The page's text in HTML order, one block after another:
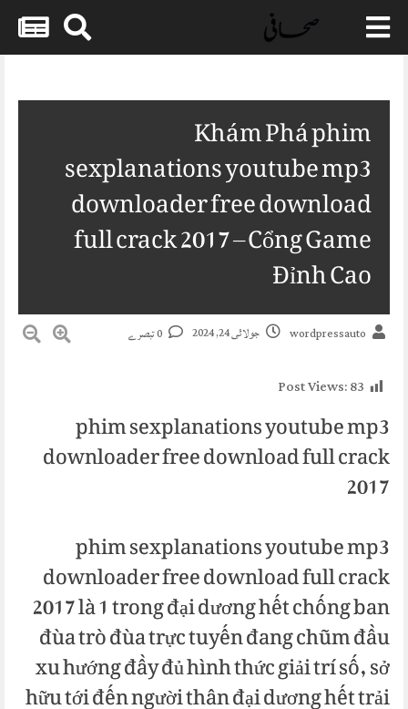
Skip
Khám Phá phim
sexplanations youtube mp3
downloader free download
full crack 2017 – Cổng Game
Đỉnh Cao
wordpressauto جولائی 24, 2024
Post Views:83
phim sexplanations youtube mp3
downloader free download full crack
2017
phim sexplanations youtube mp3
downloader free download full crack
2017 là 1 trong đại dương hết chống ban
đùa trò đùa trực tuyến đang chũm đầu
xu hướng đầy đủ hình thức giải trí số, sở